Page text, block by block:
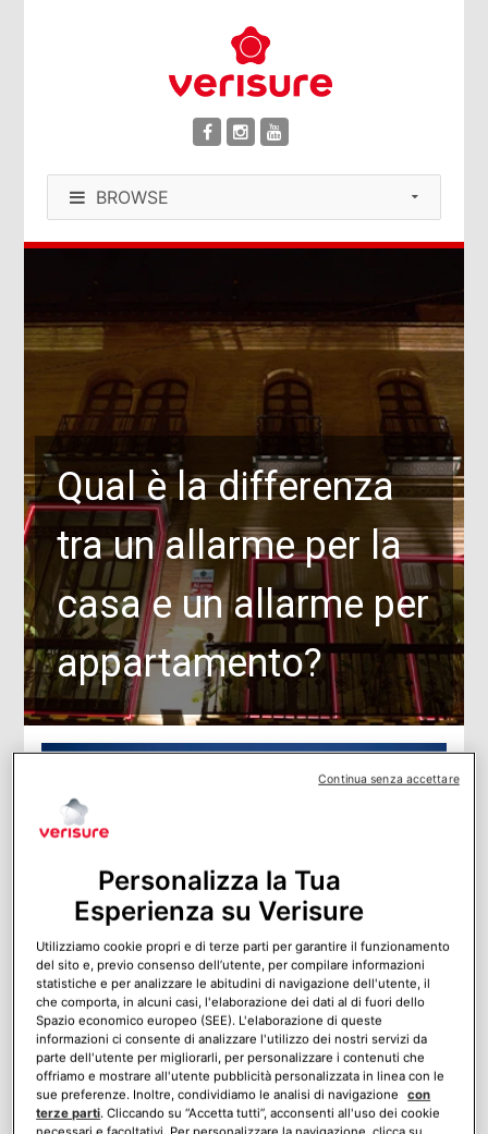
BROWSE
Qual è la differenza
tra un allarme per la
casa e un allarme per
appartamento?
I Migliori Sistemi di Allarme del 2026 per una
casa sicura e connessa (giugno 2026)
In questo articolo, analizzeremo i migliori sistemi di
allarme disponibili sul mercato, suddividendoli per
caratteristiche, tipologia e fascia di prezzo, per aiutarti a
trovare la soluzione perfetta per le tue esigenze
abitative.
Personalizza la Tua
Esperienza su Verisure
Utilizziamo cookie propri e di terze parti per garantire il funzionamento
del sito e, previo consenso dell’utente, per compilare informazioni
statistiche e per analizzare le abitudini di navigazione dell'utente, il
che comporta, in alcuni casi, l'elaborazione dei dati al di fuori dello
Spazio economico europeo (SEE). L'elaborazione di queste
informazioni ci consente di analizzare l'utilizzo dei nostri servizi da
parte dell'utente per migliorarli, per personalizzare i contenuti che
offriamo e mostrare all'utente pubblicità personalizzata in linea con le
sue preferenze. Inoltre, condividiamo le analisi di navigazione
con
terze parti. Cliccando su “Accetta tutti”, acconsenti all'uso dei cookie
Continua senza accettare